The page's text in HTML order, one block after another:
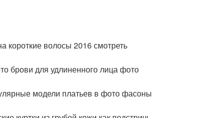
короткие волосы 2016 смотреть
брови для удлиненного лица фото
модели платьев в фото фасоны